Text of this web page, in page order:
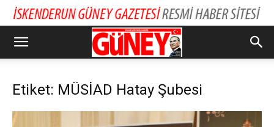
Etiket: MÜSİAD Hatay Şubesi